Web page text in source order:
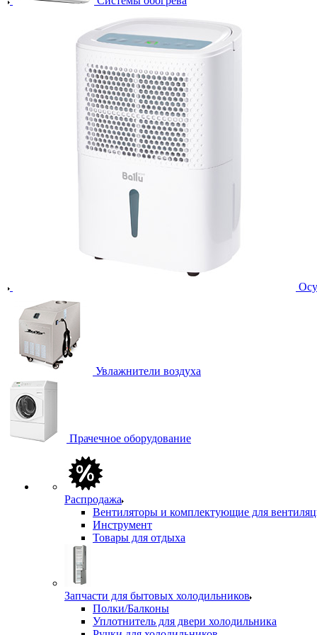
Увлажнители воздуха
Прачечное оборудование
Распродажа
Вентиляторы и комплектующие для
Инструмент
Товары для отдыха
Запчасти для бытовых холодильников
Полки/Балконы
Уплотнитель для двери холодильника